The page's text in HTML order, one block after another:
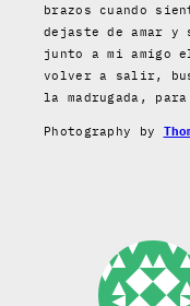
brazos cuando
dejaste de amar y
junto a mi amigo
volver a salir,
la madrugada,
Photography by